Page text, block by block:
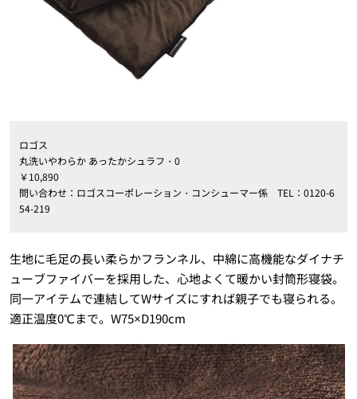
ロゴス
丸洗いやわらか あったかシュラフ・0
￥10,890
問い合わせ：ロゴスコーポレーション・コンシューマー係 TEL：0120-6
54-219
生地に毛足の長い柔らかフランネル、中綿に高機能なダイナチ
ューブファイバーを採用した、心地よくて暖かい封筒形寝袋。
同一アイテムで連結してWサイズにすれば親子でも寝られる。
適正温度0℃まで。W75×D190cm